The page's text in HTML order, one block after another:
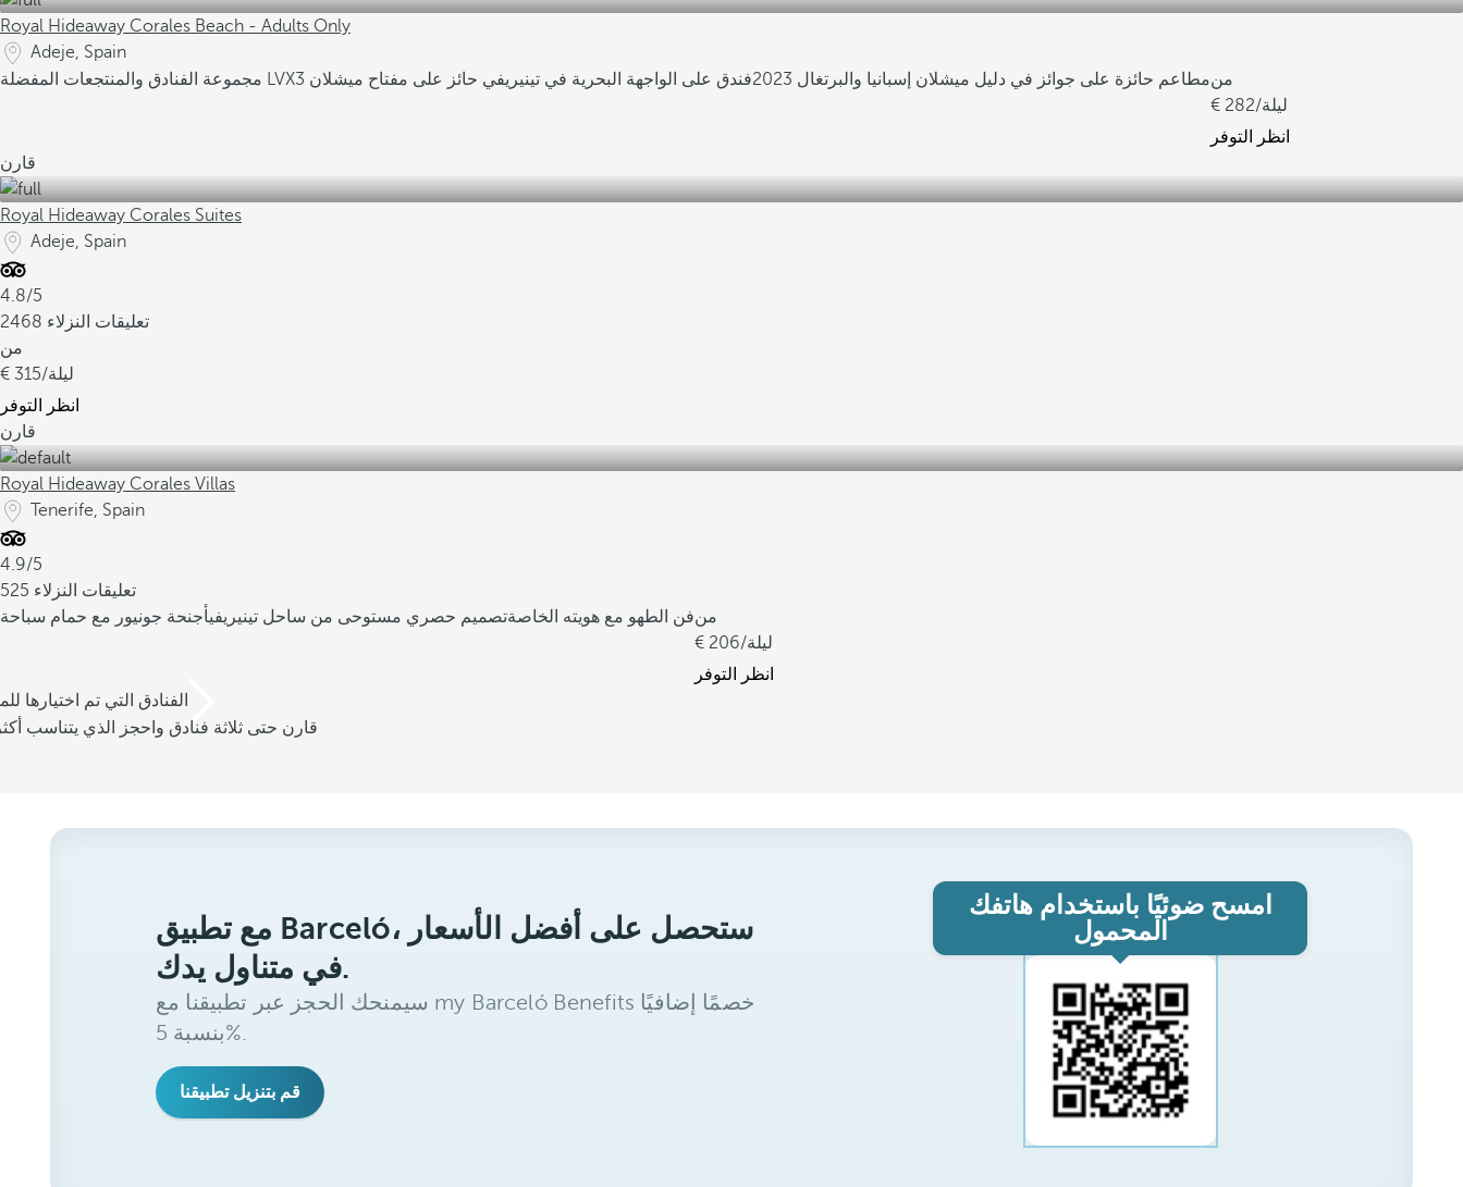
Royal Hideaway Corales Beach - Adults Only
Adeje, Spain
مجموعة الفنادق والمنتجعات المفضلة LVX
3 مطاعم حائزة على جوائز في دليل ميشلان إسبانيا والبرتغال 2023 فندق على الواجهة البحرية في تينيريفي حائز على مفتاح ميشلان
من
282 /ليلة
انظر التوفر
قارن
Royal Hideaway Corales Suites
Adeje, Spain
4.8/5
2468 تعليقات النزلاء
من
315 /ليلة
انظر التوفر
قارن
Royal Hideaway Corales Villas
Tenerife, Spain
4.9/5
525 تعليقات النزلاء
فن الطهو مع هويته الخاصةتصميم حصري مستوحى من ساحل تينيريفيأجنحة جونيور مع حمام سباحة
من
206 /ليلة
انظر التوفر
/3 الفنادق التي تم اختيارها
قارن حتى ثلاثة فنادق واحجز الذي يتناسب
مع تطبيق Barceló، ستحصل على أفضل الأسعار
في متناول يدك.
سيمنحك الحجز عبر تطبيقنا مع my Barceló Benefits خصمًا إضافيًا
بنسبة 5%.
قم بتنزيل تطبيقنا
امسح ضوئيًا باستخدام هاتفك
المحمول